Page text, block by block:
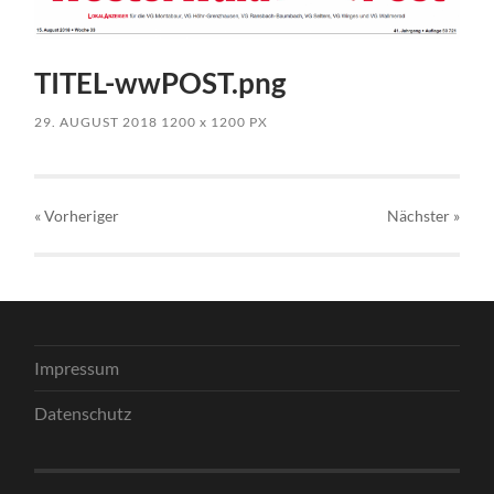
TITEL-wwPOST.png
29. AUGUST 2018 1200x 1200 PX
« Vorheriger Nächster »
Impressum
Datenschutz